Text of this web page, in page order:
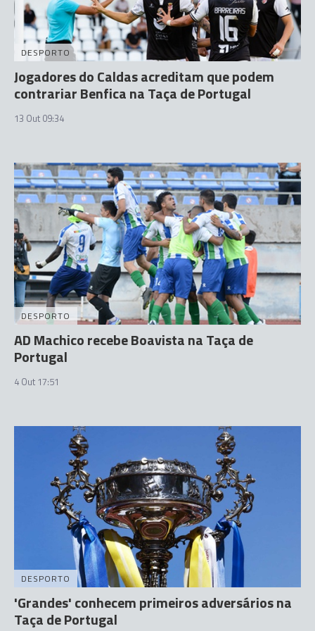
DESPORTO
Jogadores do Caldas acreditam que podem
contrariar Benfica na Taça de Portugal
13 Out 09:34
DESPORTO
AD Machico recebe Boavista na Taça de
Portugal
4 Out 17:51
DESPORTO
'Grandes' conhecem primeiros adversários na
Taça de Portugal